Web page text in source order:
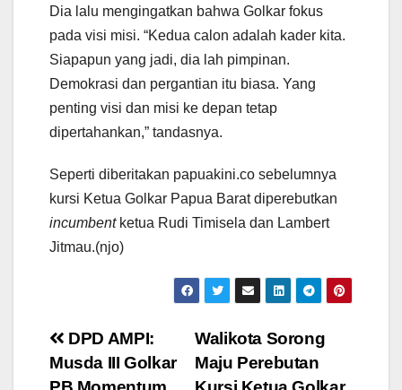
Dia lalu mengingatkan bahwa Golkar fokus
pada visi misi. “Kedua calon adalah kader kita.
Siapapun yang jadi, dia lah pimpinan.
Demokrasi dan pergantian itu biasa. Yang
penting visi dan misi ke depan tetap
dipertahankan,” tandasnya.
Seperti diberitakan papuakini.co sebelumnya
kursi Ketua Golkar Papua Barat diperebutkan
incumbentketua Rudi Timisela dan Lambert
Jitmau.(njo)
Post
navigation
Walikota Sorong
Maju Perebutan
DPD AMPI:
Musda III Golkar